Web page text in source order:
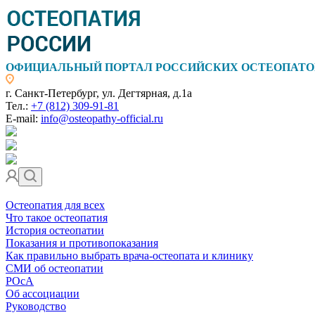
ОФИЦИАЛЬНЫЙ ПОРТАЛ РОССИЙСКИХ
г. Санкт-Петербург, ул. Дегтярная, д.1а
Тел.: +7 (812) 309-91-81
E-mail: info@osteopathy-official.ru
Остеопатия для всех
Что такое остеопатия
История остеопатии
Показания и противопоказания
Как правильно выбрать врача-остеопата и клинику
СМИ об остеопатии
РОсА
Об ассоциации
Руководство